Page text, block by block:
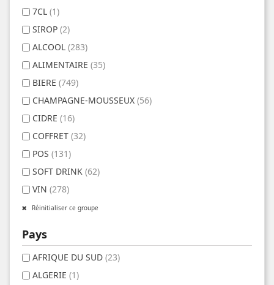
7CL (1)
SIROP (2)
ALCOOL (283)
ALIMENTAIRE (35)
BIERE (749)
CHAMPAGNE-MOUSSEUX (56)
CIDRE (16)
COFFRET (32)
POS (131)
SOFT DRINK (62)
VIN (278)
Réinitialiser ce groupe
Pays
AFRIQUE DU SUD (23)
ALGERIE (1)